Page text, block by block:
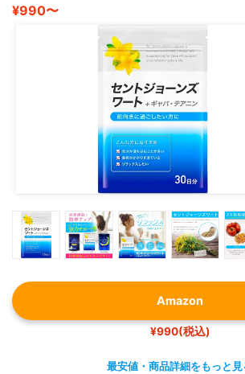
¥990〜
Amazon
¥990(税込)
最安値・商品詳細をもっと見